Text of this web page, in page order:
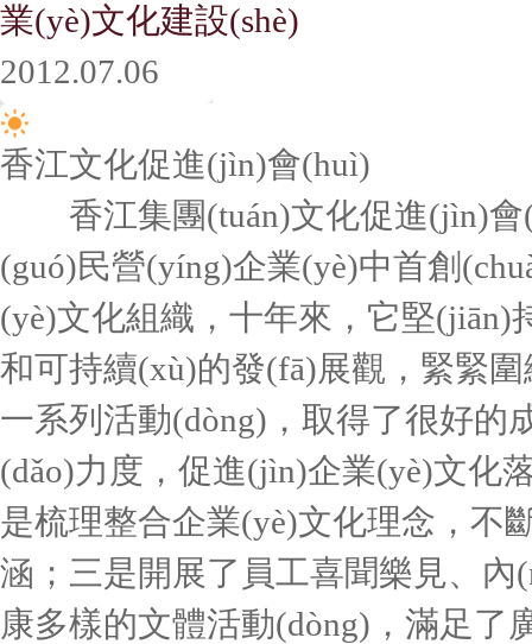
業(yè)文化建設(shè)
2012.07.06
香江文化促進(jìn)會(huì)
香江集團(tuán)文化促進(jìn)會
(guó)民營(yíng)企業(yè)中首創
(yè)文化組織，十年來，它堅
和可持續(xù)的發(fā)展觀，緊
一系列活動(dòng)，取得了很好的
(dǎo)力度，促進(jìn)企業(yè)文化
是梳理整合企業(yè)文化理念，不
涵；三是開展了員工喜聞樂見
康多樣的文體活動(dòng)，滿足